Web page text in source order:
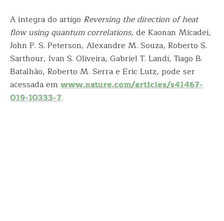
A íntegra do artigo Reversing the direction of heat
flow using quantum correlations, de Kaonan Micadei,
John P. S. Peterson, Alexandre M. Souza, Roberto S.
Sarthour, Ivan S. Oliveira, Gabriel T. Landi, Tiago B.
Batalhão, Roberto M. Serra e Eric Lutz, pode ser
acessada em www.nature.com/articles/s41467-
019-10333-7.